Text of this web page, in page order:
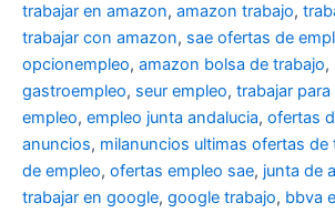
trabajar en amazon, amazon trabajo,
trabajar con amazon, sae ofertas de
opcionempleo, amazon bolsa de trabajo,
gastroempleo, seur empleo, trabajar
empleo, empleo junta andalucia, ofertas
anuncios, milanuncios ultimas ofertas de
de empleo, ofertas empleo sae, junta de
trabajar en google, google trabajo, bbva